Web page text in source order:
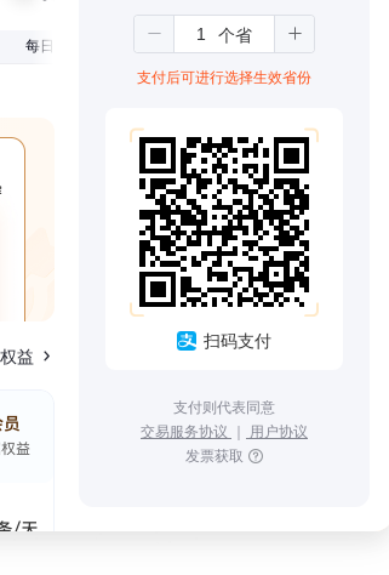
每日仅1.08元
益
支付后可进行选择生效省份
扫码支付
支付则代表同意
交易服务协议 ｜ 用户协议
发票获取